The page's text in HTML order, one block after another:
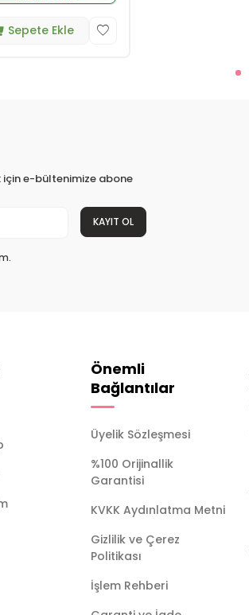
Sepete Ekle
e-bültenimize abone
KAYIT OL
Önemli
Bağlantılar
Üyelik Sözleşmesi
%100 Orijinallik
Garantisi
KVKK Aydınlatma Metni
Gizlilik ve Çerez
Politikası
İşlem Rehberi